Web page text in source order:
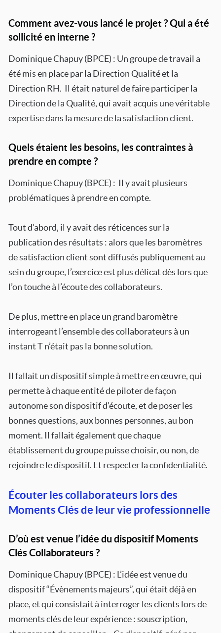
Comment avez-vous lancé le projet ? Qui a été
sollicité en interne ?
Dominique Chapuy (BPCE) : Un groupe de travail a
été mis en place par la Direction Qualité et la
Direction RH. Il était naturel de faire participer la
Direction de la Qualité, qui avait acquis une véritable
expertise dans la mesure de la satisfaction client.
Quels étaient les besoins, les contraintes à
prendre en compte ?
Dominique Chapuy (BPCE) : Il y avait plusieurs
problématiques à prendre en compte.
Tout d’abord, il y avait des réticences sur la
publication des résultats : alors que les baromètres
de satisfaction client sont diffusés publiquement au
sein du groupe, l’exercice est plus délicat dès lors que
l’on touche à l’écoute des collaborateurs.
De plus, mettre en place un grand baromètre
interrogeant l’ensemble des collaborateurs à un
instant T n’était pas la bonne solution.
Il fallait un dispositif simple à mettre en œuvre, qui
permette à chaque entité de piloter de façon
autonome son dispositif d’écoute, et de poser les
bonnes questions, aux bonnes personnes, au bon
moment. Il fallait également que chaque
établissement du groupe puisse choisir, ou non, de
rejoindre le dispositif. Et respecter la confidentialité.
Écouter les collaborateurs lors des
Moments Clés de leur vie professionnelle
D’où est venue l’idée du dispositif Moments
Clés Collaborateurs ?
Dominique Chapuy (BPCE) : L’idée est venue du
dispositif “Évènements majeurs”, qui était déjà en
place, et qui consistait à interroger les clients lors de
moments clés de leur expérience : souscription,